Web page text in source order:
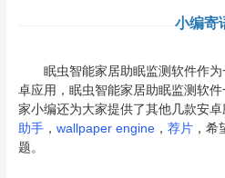
小编寄
眠虫智能家居助眠监测软件作为
卓应用，眠虫智能家居助眠监测软
家小编还为大家提供了其他几款安
助手， wallpaper engine， 荐片，希
题。